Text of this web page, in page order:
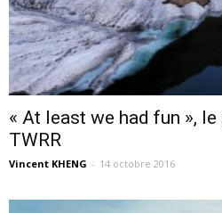
« At least we had fun »,
TWRR
Vincent KHENG - 14 octobre 2016